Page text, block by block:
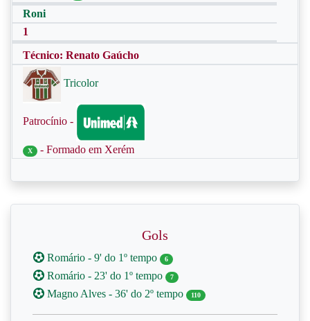
Roni
1
Técnico: Renato Gaúcho
Tricolor
Patrocínio -
X - Formado em Xerém
Gols
Romário - 9' do 1º tempo 6
Romário - 23' do 1º tempo 7
Magno Alves - 36' do 2º tempo 110